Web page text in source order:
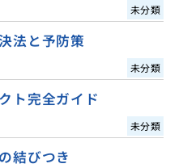
未分類
法と予防策
未分類
ト完全ガイド
未分類
結びつき